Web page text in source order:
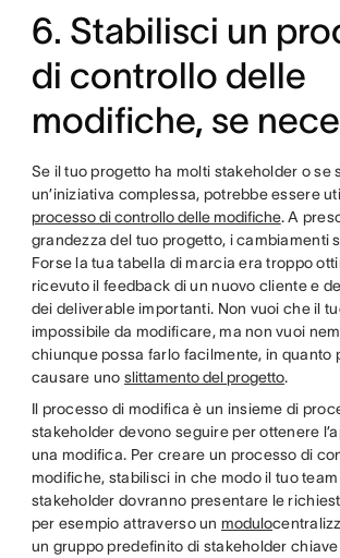
6. Stabilisci un
di controllo delle
modifiche, se
Se il tuo progetto ha molti stakeholder o se
un’iniziativa complessa, potrebbe essere
processo di controllo delle modifiche. A
grandezza del tuo progetto, i cambiamenti
Forse la tua tabella di marcia era troppo
ricevuto il feedback di un nuovo cliente e
dei deliverable importanti. Non vuoi che il
impossibile da modificare, ma non vuoi
chiunque possa farlo facilmente, in quanto
causare unoslittamento del progetto.
Il processo di modifica è un insieme di
stakeholder devono seguire per ottenere
una modifica. Per creare un processo di
modifiche, stabilisci in che modo il tuo
stakeholder dovranno presentare le
per esempio attraverso un modulo
un gruppo predefinito di stakeholder